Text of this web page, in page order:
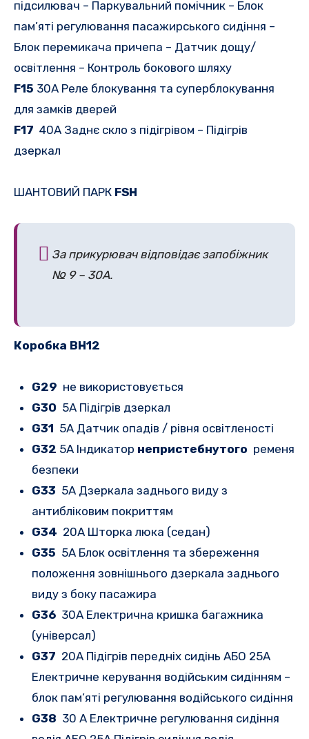
підсилювач – Паркувальний помічник – Блок
пам’яті регулювання пасажирського сидіння –
Блок перемикача причепа – Датчик дощу/
освітлення – Контроль бокового шляху
F15 30A Реле блокування та суперблокування
для замків дверей
F17 40A Заднє скло з підігрівом – Підігрів
дзеркал
ШАНТОВИЙ ПАРК FSH
За прикурювач відповідає запобіжник
№ 9 – 30А.
Коробка BH12
G29 не використовується
G30 5A Підігрів дзеркал
G31 5A Датчик опадів / рівня освітленості
G32 5A Індикатор непристебнутого ременя
безпеки
G33 5A Дзеркала заднього виду з
антибліковим покриттям
G34 20A Шторка люка (седан)
G35 5A Блок освітлення та збереження
положення зовнішнього дзеркала заднього
виду з боку пасажира
G3630A Електрична кришка багажника
(універсал)
G37 20A Підігрів передніх сидінь АБО 25A
Електричне керування водійським сидінням –
блок пам’яті регулювання водійського сидіння
G38 30 A Електричне регулювання сидіння